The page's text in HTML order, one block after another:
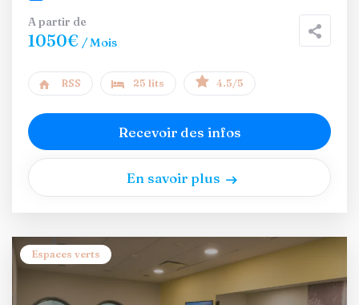
A partir de
1050€ / Mois
RSS 25 lits 4.5/5
Recevoir des infos
En savoir plus
Espaces verts